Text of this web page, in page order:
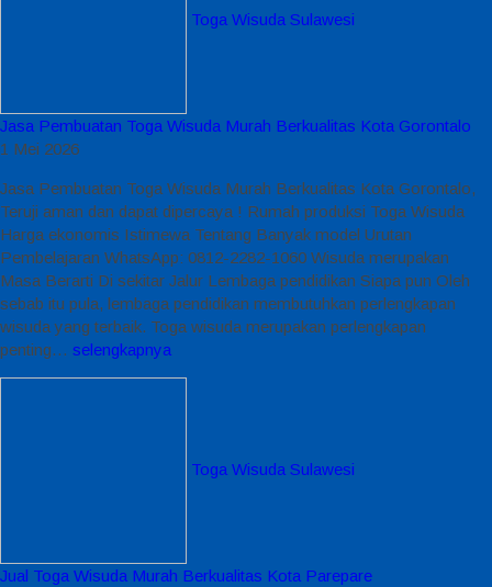
Toga Wisuda Sulawesi
Jasa Pembuatan Toga Wisuda Murah Berkualitas Kota Gorontalo
1 Mei 2026
Jasa Pembuatan Toga Wisuda Murah Berkualitas Kota Gorontalo,
Teruji aman dan dapat dipercaya ! Rumah produksi Toga Wisuda
Harga ekonomis Istimewa Tentang Banyak model Urutan
Pembelajaran WhatsApp: 0812-2282-1060 Wisuda merupakan
Masa Berarti Di sekitar Jalur Lembaga pendidikan Siapa pun Oleh
sebab itu pula, lembaga pendidikan membutuhkan perlengkapan
wisuda yang terbaik. Toga wisuda merupakan perlengkapan
penting… selengkapnya
Toga Wisuda Sulawesi
Jual Toga Wisuda Murah Berkualitas Kota Parepare